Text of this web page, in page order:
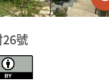
號